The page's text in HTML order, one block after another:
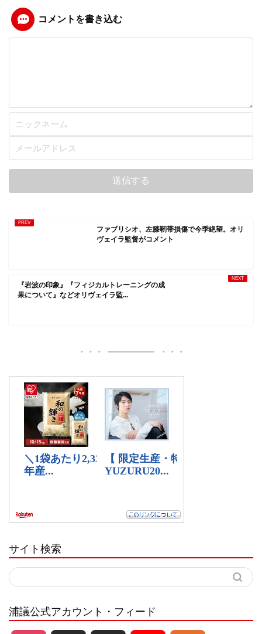
コメントを書き込む
ファブリシオ、左膝靭帯損傷で今季絶望。オリ
ヴェイラ監督がコメント
『岩波の印象』『フィジカルトレーニングの成
果について』などオリヴェイラ監...
サイト検索
浦議公式アカウント・フィード